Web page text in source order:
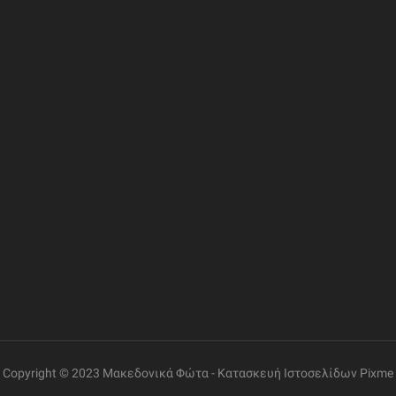
Copyright © 2023 Μακεδονικά Φώτα - Κατασκευή Ιστοσελίδων Pixme